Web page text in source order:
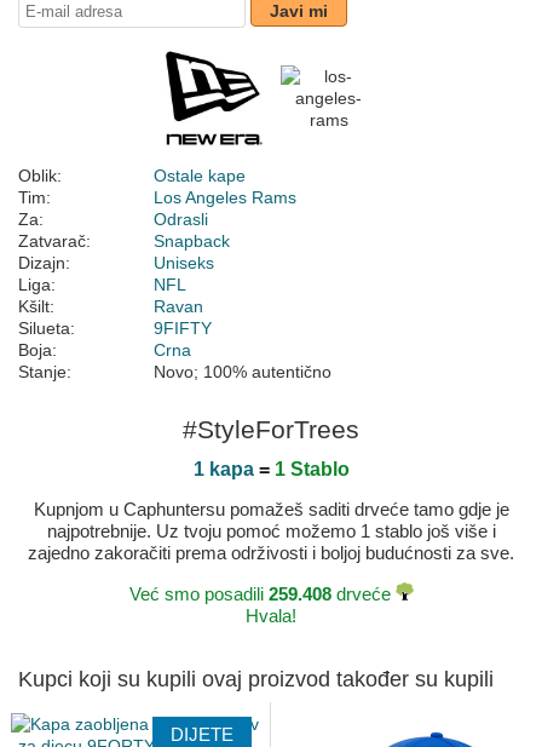
Javi mi
Oblik:
Ostale kape
Tim:
Los Angeles Rams
Za:
Odrasli
Zatvarač:
Snapback
Dizajn:
Uniseks
Liga:
NFL
Kšilt:
Ravan
Silueta:
9FIFTY
Boja:
Crna
Stanje:
Novo; 100% autentično
#StyleForTrees
1 kapa= 1 Stablo
Kupnjom u Caphuntersu pomažeš saditi drveće tamo gdje je
najpotrebnije. Uz tvoju pomoć možemo 1 stablo još više i
zajedno zakoračiti prema održivosti i boljoj budućnosti za sve.
Već smo posadili 259.408drveće
Hvala!
Kupci koji su kupili ovaj proizvod također su kupili
DIJETE